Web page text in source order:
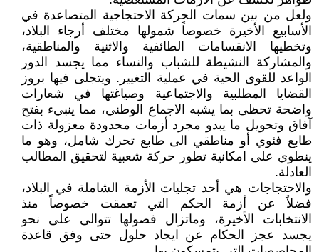
ولعل من بين سمات الحركة الاحتجاجية المتصاعدة في
الأسابيع الأخيرة خصوصاً شمولها مختلف أرجاء البلاد،
وتخطيها الانقسامات الطائفية والاثنية والمناطقية،
والمشاركة النشيطة للشباب والنساء مما يجسد الدور
الواعد للقوى الحية في عملية التغيير. ويتجلى فيها بروز
القضايا المطلبية والاجتماعية وصياغتها في شعارات
واضحة تحظى بما يشبه الاجماع الوطني، مما ينبيء بفتح
آفاق وتحويل ما يبدو مجرد أزمات محدودة معزولة ذات
طابع فئوي أو مناطقي الى طابع تحرك شامل، وهو ما
ينطوي على امكانية تطور حركة شعبية لتحقيق المطالب
العادلة.
والاحتجاجات هي أحد تجليات الأزمة الشاملة في البلاد،
فضلاً عن أزمة الحكم التي تعمقت خصوصاً منذ
الانتخابات الأخيرة، وماتزال فصولها تتوالى على نحو
يجسد عجز الحكام عن ايجاد حلول حتى وفق قاعدة